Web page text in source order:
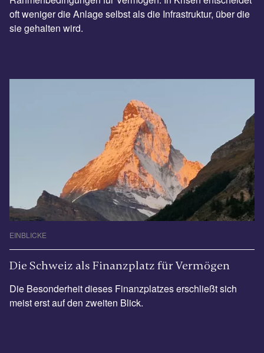
oft weniger die Anlage selbst als die Infrastruktur, über die
sie gehalten wird.
EINBLICKE
Die Schweiz als Finanzplatz für Vermögen
Die Besonderheit dieses Finanzplatzes erschließt sich
meist erst auf den zweiten Blick.